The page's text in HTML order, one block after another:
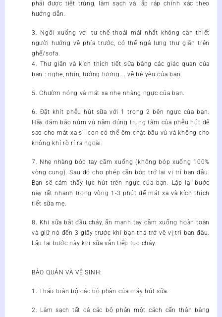
phải được tiệt trùng, làm sạch và lắp ráp chính xác theo
hướng dẫn.
3. Ngồi xuống với tư thế thoải mái nhất không cần thiết
người hướng về phía trước, có thể ngả lưng thư giãn trên
ghế/sofa.
4. Thư giãn và kích thích tiết sữa bằng các giác quan của
bạn : nghe, nhìn, tưởng tượng…. về bé yêu của bạn.
5. Chườm nóng và mát xa nhẹ nhàng ngực của bạn.
6. Đặt khít phễu hút sữa với 1 trong 2 bên ngực của bạn.
Hãy đảm bảo núm vú nằm đúng trung tâm của phễu hút để
sao cho mát xa silicon có thể ôm chặt bầu vú và không cho
không khí rò rỉ ra ngoài.
7. Nhẹ nhàng bóp tay cầm xuống (không bóp xuống 100%
vòng cung). Sau đó cho phép cần bóp trở lại vị trí ban đầu.
Bạn sẽ cảm thấy lực hút trên ngực của bạn. Lặp lại bước
này rất nhanh trong vòng 1-3 phút để mát xa và kích thích
tiết sữa mẹ.
8. Khi sữa bắt đầu chảy, ấn mạnh tay cầm xuống hoàn toàn
và giữ nó đến 3 giây trước khi bạn thả trở về vị trí ban đầu.
Lặp lại bước này khi sữa vẫn tiếp tục chảy.
BẢO QUẢN VÀ VỆ SINH:
1. Tháo toàn bộ các bộ phận của máy hút sữa.
2. Làm sạch tất cả các bộ phận một cách cẩn thận bằng